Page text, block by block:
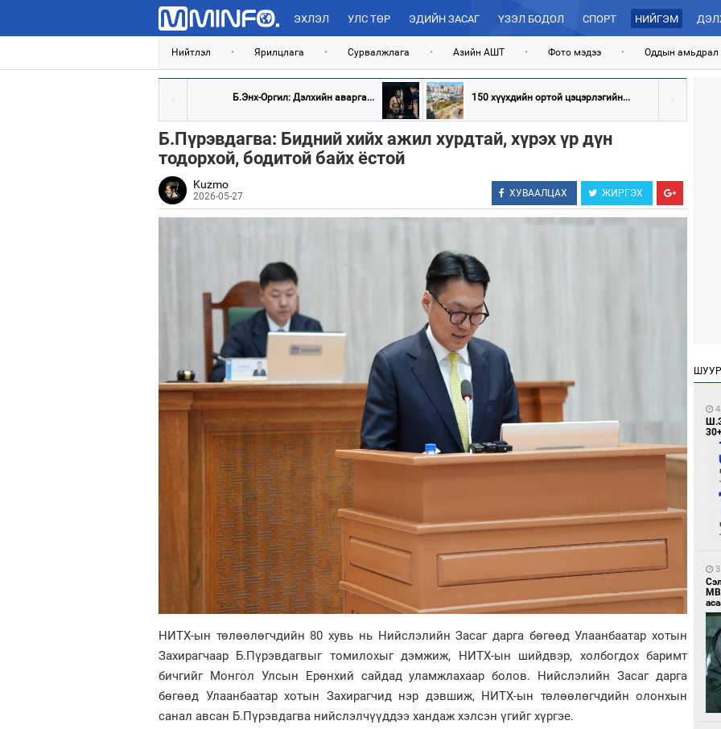
ЭХЛЭЛ УЛС ТӨР ЭДИЙН ЗАСАГ ҮЗЭЛ БОДОЛ СПОРТ НИЙГЭМ
Нийтлэл • Ярилцлага • Сурвалжлага • Азийн АШТ • Фото мэдээ • Оддын амьдрал
Б.Энх-Оргил: Дэлхийн аварга... 150 хүүхдийн ортой цэцэрлэгийн...
Б.Пүрэвдагва: Бидний хийх ажил хурдтай, хүрэх үр дүн
тодорхой, бодитой байх ёстой
Kuzmo
2026-05-27 ХУВААЛЦАХ ЖИРГЭХ
НИТХ-ын төлөөлөгчдийн 80 хувь нь Нийслэлийн Засаг дарга бөгөөд Улаанбаатар хотын
Захирагчаар Б.Пүрэвдагвыг томилохыг дэмжиж, НИТХ-ын шийдвэр, холбогдох баримт
бичгийг Монгол Улсын Ерөнхий сайдад уламжлахаар болов. Нийслэлийн Засаг дарга
бөгөөд Улаанбаатар хотын Захирагчид нэр дэвшиж, НИТХ-ын төлөөлөгчдийн олонхын
санал авсан Б.Пүрэвдагва нийслэлчүүддээ хандаж хэлсэн үгийг хүргэе.